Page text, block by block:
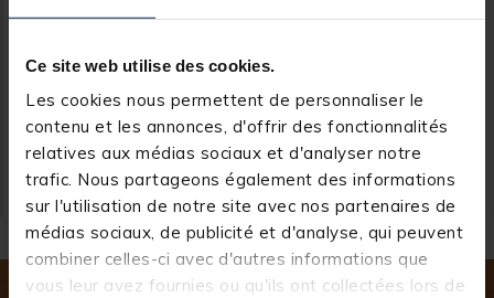
Ce site web utilise des cookies.
Les cookies nous permettent de personnaliser le
contenu et les annonces, d'offrir des fonctionnalités
relatives aux médias sociaux et d'analyser notre
trafic. Nous partageons également des informations
sur l'utilisation de notre site avec nos partenaires de
médias sociaux, de publicité et d'analyse, qui peuvent
combiner celles-ci avec d'autres informations que
vous leur avez fournies ou qu'ils ont collectées lors de
4,99 € Ajouter au panier
Expédition sous 24 h